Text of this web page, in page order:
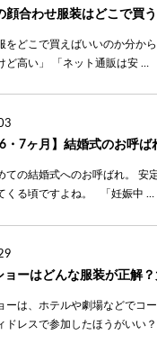
顔合わせ服装はどこで買
をどこで買えばいいのか分か
ど高い」 「ネット通販は安 …
6・7ヶ月】結婚式のお呼
ての結婚式へのお呼ばれ。 安
くる頃ですよね。 「妊娠中 …
ョーはどんな服装が正解
ーは、ホテルや劇場などでコ
ドレスで参加したほうがいい